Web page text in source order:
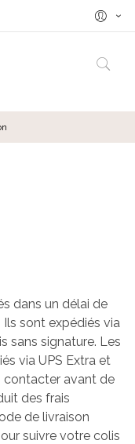
dans un délai de
sont expédiés via
sans signature. Les
via UPS Extra et
contacter avant de
des frais
de livraison
suivre votre colis